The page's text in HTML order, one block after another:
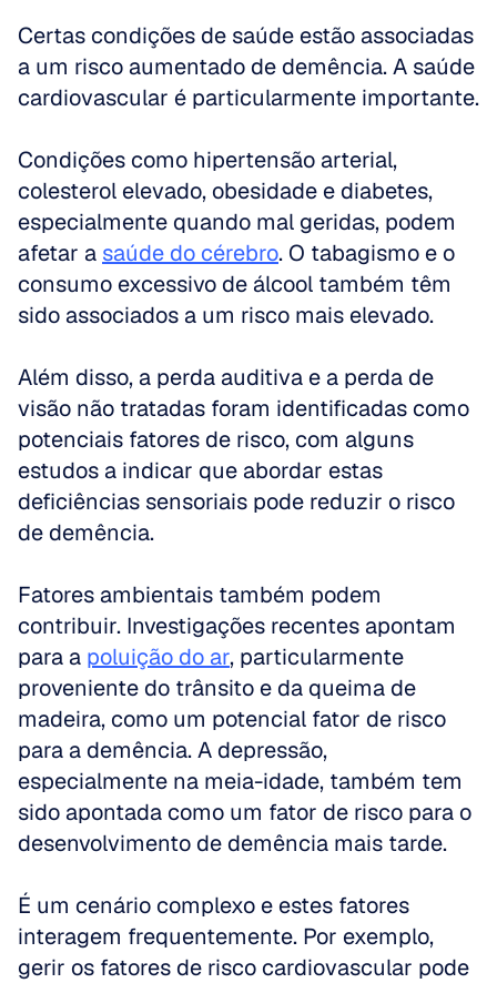
Certas condições de saúde estão associadas
a um risco aumentado de demência. A saúde
cardiovascular é particularmente importante.
Condições como hipertensão arterial,
colesterol elevado, obesidade e diabetes,
especialmente quando mal geridas, podem
afetar a saúde do cérebro. O tabagismo e o
consumo excessivo de álcool também têm
sido associados a um risco mais elevado.
Além disso, a perda auditiva e a perda de
visão não tratadas foram identificadas como
potenciais fatores de risco, com alguns
estudos a indicar que abordar estas
deficiências sensoriais pode reduzir o risco
de demência.
Fatores ambientais também podem
contribuir. Investigações recentes apontam
para a poluição do ar, particularmente
proveniente do trânsito e da queima de
madeira, como um potencial fator de risco
para a demência. A depressão,
especialmente na meia-idade, também tem
sido apontada como um fator de risco para o
desenvolvimento de demência mais tarde.
É um cenário complexo e estes fatores
interagem frequentemente. Por exemplo,
gerir os fatores de risco cardiovascular pode